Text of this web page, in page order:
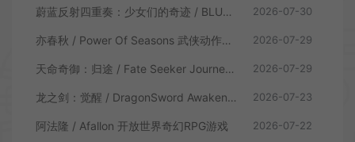
蔚蓝反射四重奏：少女们的奇迹 / BLUE REFLECTION Quartet 卡通回合制RPG游戏 2026-07-30
亦春秋 / Power Of Seasons 武侠动作ARPG游戏 2026-07-29
天命奇御：归途 / Fate Seeker Journey 肉鸽动作RPG游戏 2026-07-29
龙之剑：觉醒 / DragonSword Awakening 开放世界动作RPG游戏 2026-07-23
阿法隆 / Afallon 开放世界奇幻RPG游戏 2026-07-22